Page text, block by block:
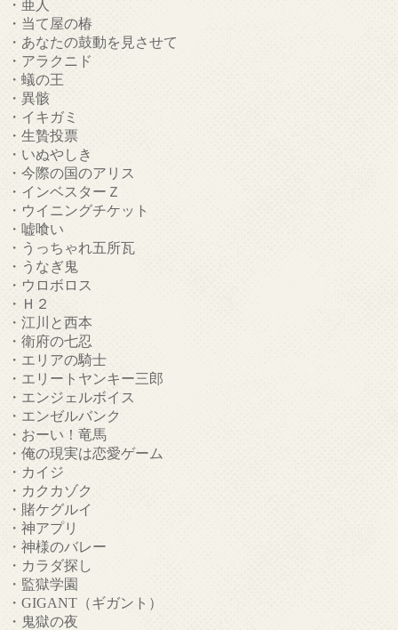
・亜人
・当て屋の椿
・あなたの鼓動を見させて
・アラクニド
・蟻の王
・異骸
・イキガミ
・生贄投票
・いぬやしき
・今際の国のアリス
・インベスターＺ
・ウイニングチケット
・嘘喰い
・うっちゃれ五所瓦
・うなぎ鬼
・ウロボロス
・Ｈ２
・江川と西本
・衛府の七忍
・エリアの騎士
・エリートヤンキー三郎
・エンジェルボイス
・エンゼルバンク
・おーい！竜馬
・俺の現実は恋愛ゲーム
・カイジ
・カクカゾク
・賭ケグルイ
・神アプリ
・神様のバレー
・カラダ探し
・監獄学園
・GIGANT（ギガント）
・鬼獄の夜